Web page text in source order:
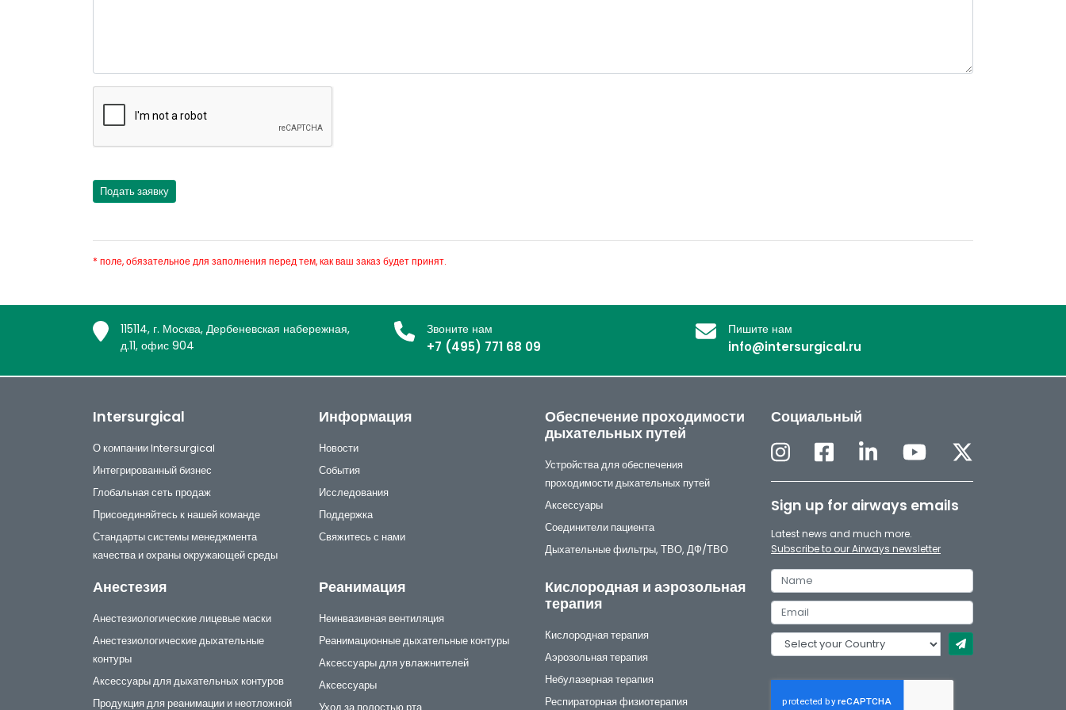
* поле, обязательное для заполнения перед тем, как ваш заказ будет принят.
115114, г. Москва, Дербеневская набережная,
д.11, офис 904
Звоните нам
+7 (495) 771 68 09
Пишите нам
info@intersurgical.ru
Intersurgical
О компании Intersurgical
Интегрированный бизнес
Глобальная сеть продаж
Присоединяйтесь к нашей команде
Стандарты системы менеджмента
качества и охраны окружающей среды
Информация
Новости
События
Исследования
Поддержка
Свяжитесь с нами
Обеспечение проходимости
дыхательных путей
Устройства для обеспечения
проходимости дыхательных путей
Аксессуары
Соединители пациента
Дыхательные фильтры, ТВО, ДФ/ТВО
Анестезия
Анестезиологические лицевые маски
Анестезиологические дыхательные
контуры
Аксессуары для дыхательных контуров
Продукция для реанимации и неотложной
Реанимация
Неинвазивная вентиляция
Реанимационные дыхательные контуры
Аксессуары для увлажнителей
Аксессуары
Кислородная и аэрозольная
терапия
Кислородная терапия
Аэрозольная терапия
Небулазерная терапия
Респираторная физиотерапия
Социальный
Sign up for airways emails
Latest news and much more.
Subscribe to our Airways newsletter